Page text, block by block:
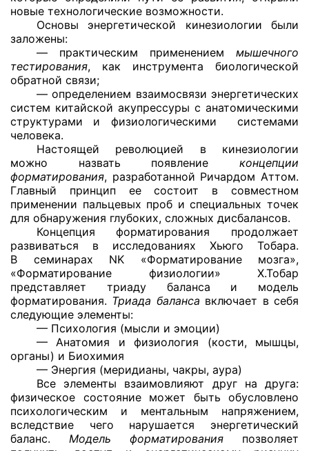
новые технологические возможности.
Основы энергетической кинезиологии были
заложены:
— практическим применением мышечного
тестирования, как инструмента биологической
обратной связи;
— определением взаимосвязи энергетических
систем китайской акупрессуры с анатомическими
структурами и физиологическими системами
человека.
Настоящей революцией в кинезиологии
можно назвать появление концепции
форматирования, разработанной Ричардом Аттом.
Главный принцип ее состоит в совместном
применении пальцевых проб и специальных точек
для обнаружения глубоких, сложных дисбалансов.
Концепция форматирования продолжает
развиваться в исследованиях Хьюго Тобара.
В семинарах NK «Форматирование мозга»,
«Форматирование физиологии» Х.Тобар
представляет триаду баланса и модель
форматирования. Триада баланса включает в себя
следующие элементы:
— Психология (мысли и эмоции)
— Анатомия и физиология (кости, мышцы,
органы) и Биохимия
— Энергия (меридианы, чакры, аура)
Все элементы взаимовлияют друг на друга:
физическое состояние может быть обусловлено
психологическим и ментальным напряжением,
вследствие чего нарушается энергетический
баланс. Модель форматирования позволяет